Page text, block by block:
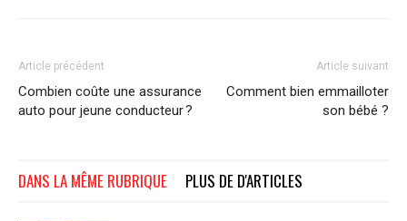
Article précédent
Combien coûte une assurance
auto pour jeune conducteur ?
Article suivant
Comment bien emmailloter
son bébé ?
DANS LA MÊME RUBRIQUE PLUS DE D'ARTICLES